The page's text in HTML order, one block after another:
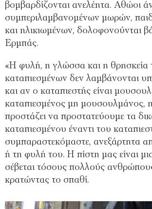
βομβαρδίζονται ανελέητα. Αθώοι
συμπεριλαμβανομένων μωρών,
και ηλικιωμένων, δολοφονούνται
Ερμπάς.
«Η φυλή, η γλώσσα και η θρησκεία
καταπιεσμένων δεν λαμβάνονται
και αν ο καταπιεστής είναι
καταπιεσμένος μη μουσουλμάνος,
προστάζει να προστατεύουμε τα
καταπιεσμένου έναντι του
συμπαραστεκόμαστε, ανεξάρτητα
ή τη φυλή του. Η πίστη μας είναι
σέβεται τόσους πολλούς
κρατώντας το σπαθί.